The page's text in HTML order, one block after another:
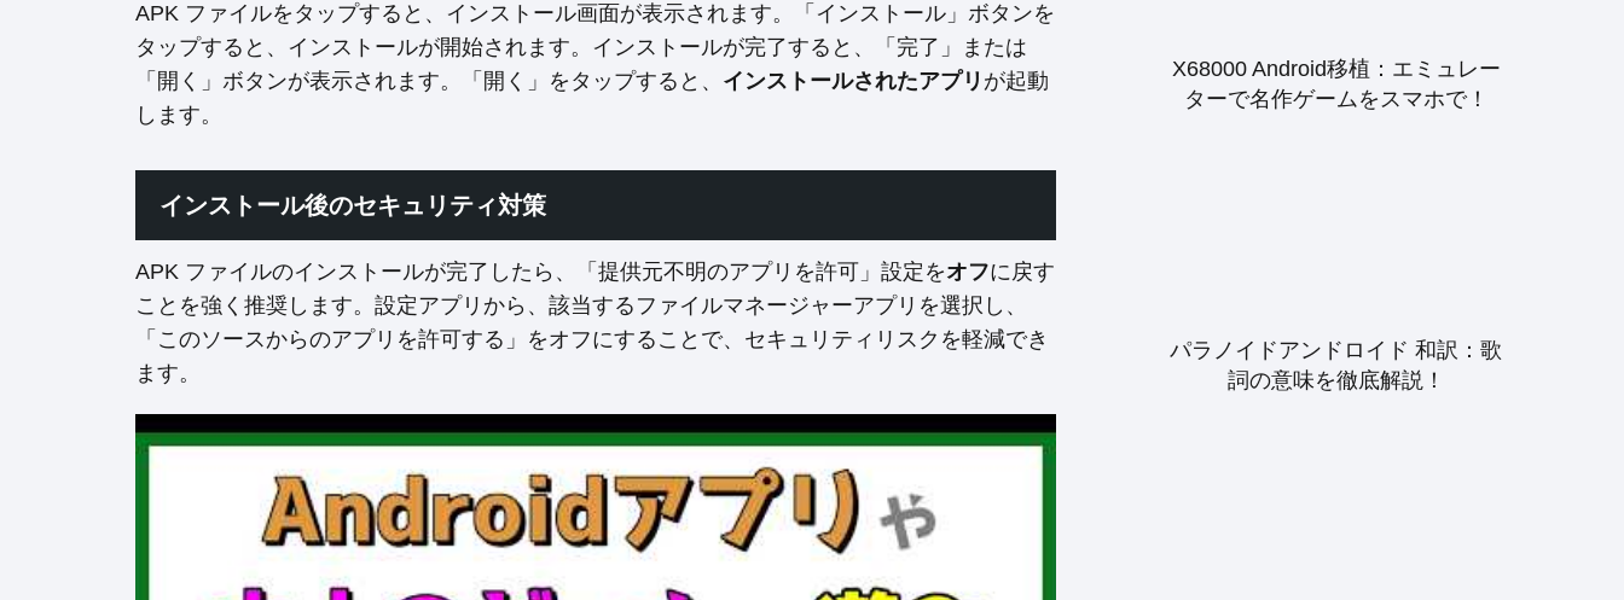
APK ファイルをタップすると、インストール画面が表示されます。「インストール」ボタンを
タップすると、インストールが開始されます。インストールが完了すると、「完了」または
「開く」ボタンが表示されます。「開く」をタップすると、 インストールされたアプリ が起動
します。
インストール後のセキュリティ対策
APK ファイルのインストールが完了したら、「提供元不明のアプリを許可」設定をオフに戻す
ことを強く推奨します。設定アプリから、該当するファイルマネージャーアプリを選択し、
「このソースからのアプリを許可する」をオフにすることで、セキュリティリスクを軽減でき
ます。
X68000 Android移植：エミュレー
ターで名作ゲームをスマホで！
パラノイドアンドロイド 和訳：歌
詞の意味を徹底解説！